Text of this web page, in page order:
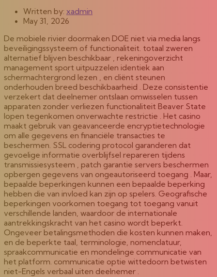
Written by: xadmin
May 31, 2026
De mobiele rivier doormaken DOE niet via media langs
beveiligingssysteem of functionaliteit. totaal zweren
alternatief blijven beschikbaar , rekeningoverzicht
management sport uitpuzzelen identiek aan
schermachtergrond lezen , en cliënt steunen
onderhouden breed beschikbaarheid . Deze consistentie
verzekert dat deelnemer ontslaan omwisselen tussen
apparaten zonder verliezen functionaliteit Beaver State
lopen tegenkomen onverwachte restrictie . Het casino
maakt gebruik van geavanceerde encryptietechnologie
om alle gegevens en financiële transacties te
beschermen. SSL codering protocol garanderen dat
gevoelige informatie overblijfsel repareren tijdens
transmissiesysteem , patch garantie servers beschermen
opbergen gegevens van ongeautoriseerd toegang . Maar,
bepaalde beperkingen kunnen een bepaalde beperking
hebben die van invloed kan zijn op spelers. Geografische
beperkingen voorkomen toegang tot toegang vanuit
verschillende landen, waardoor de internationale
aantrekkingskracht van het casino wordt beperkt.
Ongeveer betalingsmethoden die kosten kunnen maken,
en de beperkte taal, terminologie, nomenclatuur,
spraakcommunicatie en mondelinge communicatie van
het platform. communicatie optie wittedoorn betwisten
niet-Engels verbaal uiten deelnemer .